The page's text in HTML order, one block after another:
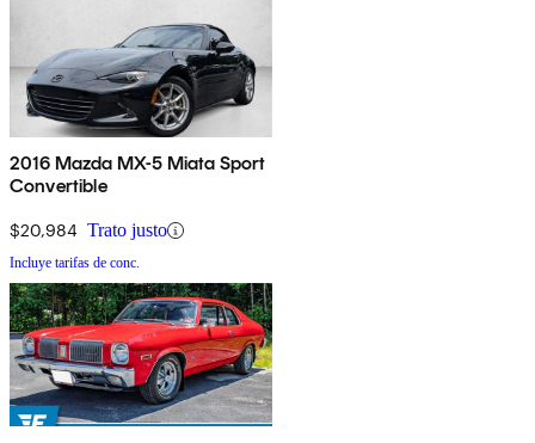
2016 Mazda MX-5 Miata Sport
Convertible
$20,984 Trato justo
Incluye tarifas de conc.